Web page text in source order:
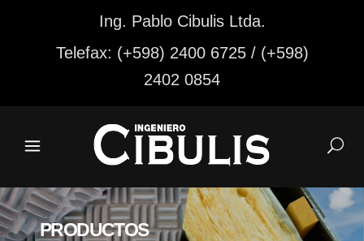
Ing. Pablo Cibulis Ltda.
Telefax: (+598) 2400 6725 / (+598)
2402 0854
PRODUCTOS